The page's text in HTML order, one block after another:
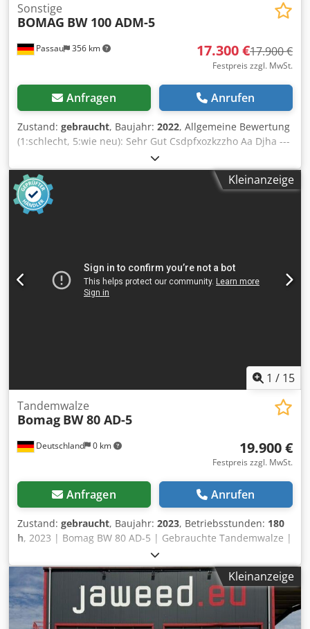
Passau 356 km
Sonstige
BOMAG BW 100 ADM-5
17.300 €17.900 €
Festpreis zzgl. MwSt.
Anfragen Anrufen
Zustand: gebraucht, Baujahr: 2022, Allgemeine Bewertung
(1:schlecht, 5:wie neu): Sehr Gut Csdpfxozkzzho Aa Djha ---
Kleinanzeige
1 / 15
Deutschland 0 km
Tandemwalze
Bomag BW 80 AD-5
19.900 €
Festpreis zzgl. MwSt.
Anfragen Anrufen
Zustand: gebraucht, Baujahr: 2023, Betriebsstunden: 180
h, 2023 | Bomag BW 80 AD-5 | Gebrauchte Tandemwalze |
180 hours 📍Location: Deutschland 🚛 Delivery available to
your destination – Use our shipping calculator to estimate
transport costs! Chodpfxsydr Awj Aa Dsa 💰 Buy Now for
EUR 19900 or Make an Offer. Payment at delivery available
for an affordable fee (subject to approval)* 👷‍♂️ Inspected by
an independent expert 41 Inspektionspunkte 41
Kleinanzeige